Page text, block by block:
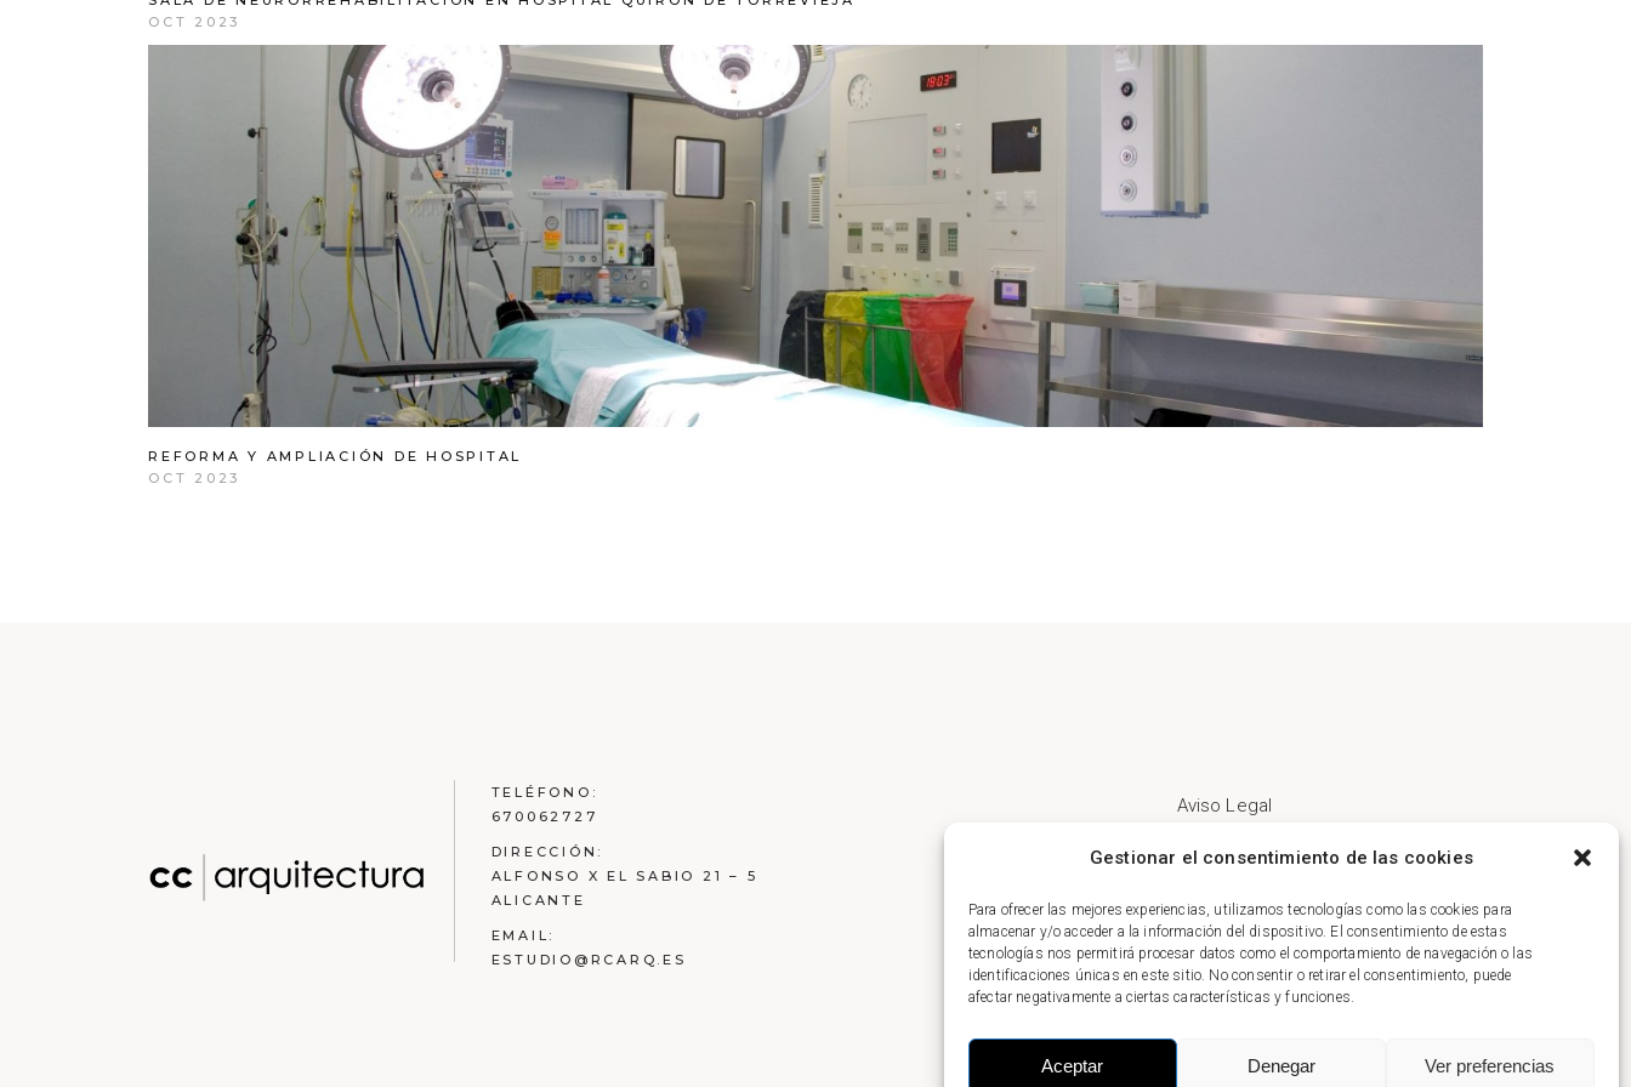
Gestionar el consentimiento de las cookies
Para ofrecer las mejores experiencias, utilizamos tecnologías como las cookies para
almacenar y/o acceder a la información del dispositivo. El consentimiento de estas
tecnologías nos permitirá procesar datos como el comportamiento de navegación o las
identificaciones únicas en este sitio. No consentir o retirar el consentimiento, puede
afectar negativamente a ciertas características y funciones.
Aceptar Denegar Ver preferencias
OCT 2023
REFORMA Y AMPLIACIÓN DE HOSPITAL
OCT 2023
TELÉFONO:
670062727
DIRECCIÓN:
ALFONSO X EL SABIO 21 – 5
ALICANTE
EMAIL:
ESTUDIO@RCARQ.ES
Aviso Legal
Política de Privacidad